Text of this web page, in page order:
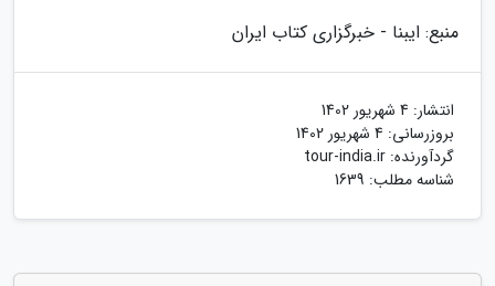
منبع: ایبنا - خبرگزاری کتاب ایران
انتشار: 4 شهریور 1402
بروزرسانی: 4 شهریور 1402
گردآورنده: tour-india.ir
شناسه مطلب: 1639